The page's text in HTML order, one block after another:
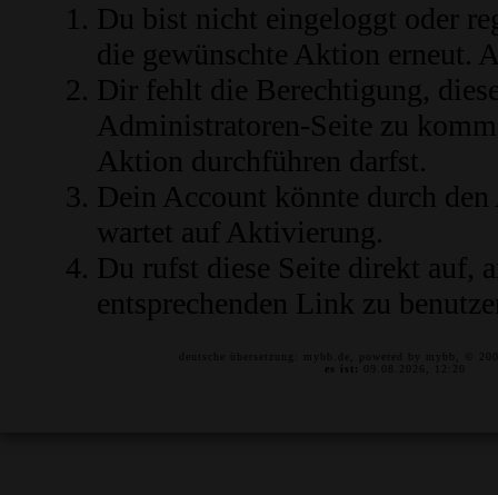
Du bist nicht eingeloggt oder
die gewünschte Aktion erneut.
Dir fehlt die Berechtigung,
Administratoren-Seite zu
Aktion durchführen darfst.
Dein Account könnte durch
wartet auf Aktivierung.
Du rufst diese Seite direkt auf,
entsprechenden Link zu
es ist: